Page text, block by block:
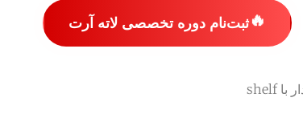
🔥ثبت‌نام دوره تخصصی لاته آرت